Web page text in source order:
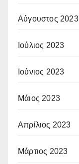
Αύγουστος 2023
Ιούλιος 2023
Ιούνιος 2023
Μάιος 2023
Απρίλιος 2023
Μάρτιος 2023